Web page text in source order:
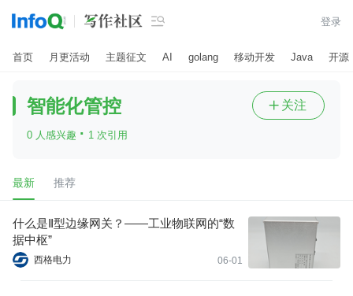
 登录
首页 月更活动 主题征文 AI golang 移动开发 Java 开源
智能化管控
0 人感兴趣 · 1 次引用
 关注
最新 推荐
什么是Ⅱ型边缘网关？——工业物联网的“数
据中枢”
西格电力 06-01